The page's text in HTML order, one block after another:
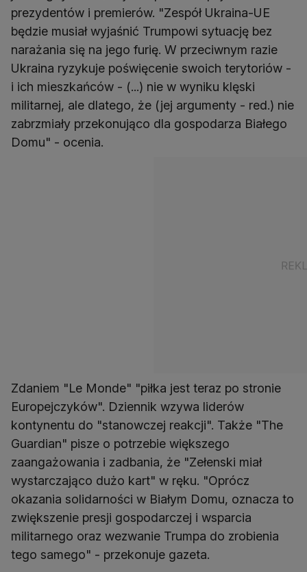
prezydentów i premierów. "Zespół Ukraina-UE
będzie musiał wyjaśnić Trumpowi sytuację bez
narażania się na jego furię. W przeciwnym razie
Ukraina ryzykuje poświęcenie swoich terytoriów -
i ich mieszkańców - (...) nie w wyniku klęski
militarnej, ale dlatego, że (jej argumenty - red.) nie
zabrzmiały przekonująco dla gospodarza Białego
Domu" - ocenia.
Zdaniem "Le Monde" "piłka jest teraz po stronie
Europejczyków". Dziennik wzywa liderów
kontynentu do "stanowczej reakcji". Także "The
Guardian" pisze o potrzebie większego
zaangażowania i zadbania, że "Zełenski miał
wystarczająco dużo kart" w ręku. "Oprócz
okazania solidarności w Białym Domu, oznacza to
zwiększenie presji gospodarczej i wsparcia
militarnego oraz wezwanie Trumpa do zrobienia
tego samego" - przekonuje gazeta.